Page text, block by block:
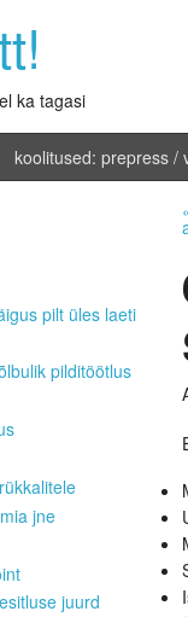
ka tagasi
koolitused: prepress /
pilt üles laeti
pilditöötlus
jne
juurd